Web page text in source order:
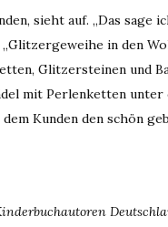
sieht auf. „Das sage
in den
Glitzersteinen und
mit Perlenketten unter
Kunden den schön